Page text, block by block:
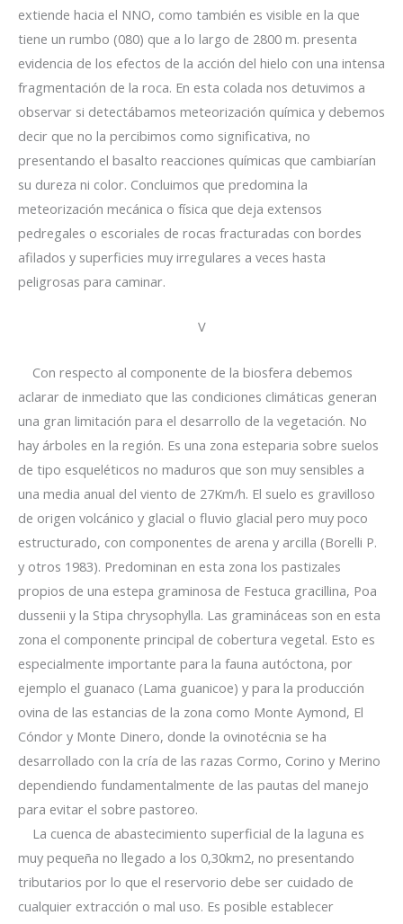
extiende hacia el NNO, como también es visible en la que
tiene un rumbo (080) que a lo largo de 2800 m. presenta
evidencia de los efectos de la acción del hielo con una intensa
fragmentación de la roca. En esta colada nos detuvimos a
observar si detectábamos meteorización química y debemos
decir que no la percibimos como significativa, no
presentando el basalto reacciones químicas que cambiarían
su dureza ni color. Concluimos que predomina la
meteorización mecánica o física que deja extensos
pedregales o escoriales de rocas fracturadas con bordes
afilados y superficies muy irregulares a veces hasta
peligrosas para caminar.
V
Con respecto al componente de la biosfera debemos
aclarar de inmediato que las condiciones climáticas generan
una gran limitación para el desarrollo de la vegetación. No
hay árboles en la región. Es una zona esteparia sobre suelos
de tipo esqueléticos no maduros que son muy sensibles a
una media anual del viento de 27Km/h. El suelo es gravilloso
de origen volcánico y glacial o fluvio glacial pero muy poco
estructurado, con componentes de arena y arcilla (Borelli P.
y otros 1983). Predominan en esta zona los pastizales
propios de una estepa graminosa de Festuca gracillina, Poa
dussenii y la Stipa chrysophylla. Las gramináceas son en esta
zona el componente principal de cobertura vegetal. Esto es
especialmente importante para la fauna autóctona, por
ejemplo el guanaco (Lama guanicoe) y para la producción
ovina de las estancias de la zona como Monte Aymond, El
Cóndor y Monte Dinero, donde la ovinotécnia se ha
desarrollado con la cría de las razas Cormo, Corino y Merino
dependiendo fundamentalmente de las pautas del manejo
para evitar el sobre pastoreo.
La cuenca de abastecimiento superficial de la laguna es
muy pequeña no llegado a los 0,30km2, no presentando
tributarios por lo que el reservorio debe ser cuidado de
cualquier extracción o mal uso. Es posible establecer